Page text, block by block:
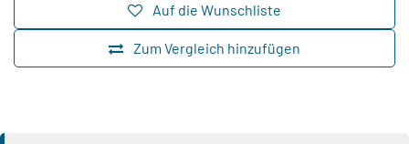
Zum Vergleich hinzufügen
Auf die Wunschliste